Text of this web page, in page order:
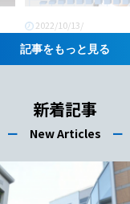
2022/10/13/
「日本語教師」という
職業に将来性はある
記事を
新着記事
ー New Articles ー